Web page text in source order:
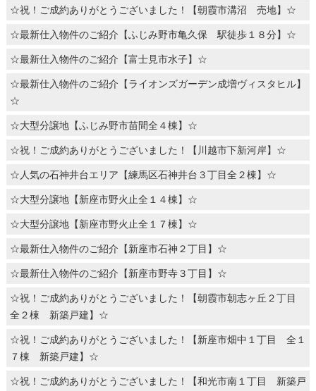
☆祝！ご成約ありがとうございました！【朝霞市溝沼 売地】☆
☆最新仕入物件のご紹介【ふじみ野市亀久保 駅徒歩１８分】☆
☆最新仕入物件のご紹介【富士見市水子】☆
☆最新仕入物件のご紹介【ライオンズガーデン成増ヴィスタヒル】
☆
☆大型分譲地【ふじみ野市苗間全４棟】☆
☆祝！ご成約ありがとうございました！【川越市下新河岸】☆
☆人気の石神井台エリア【練馬区石神井台３丁目全２棟】☆
☆大型分譲地【新座市野火止全１４棟】☆
☆大型分譲地【新座市野火止全１７棟】☆
☆最新仕入物件のご紹介【新座市石神２丁目】☆
☆最新仕入物件のご紹介【新座市野寺３丁目】☆
☆祝！ご成約ありがとうございました！【朝霞市朝志ヶ丘２丁目
全２棟 新築戸建】☆
☆祝！ご成約ありがとうございました！【新座市畑中１丁目 全１
７棟 新築戸建】☆
☆祝！ご成約ありがとうございました！【和光市南１丁目 新築戸